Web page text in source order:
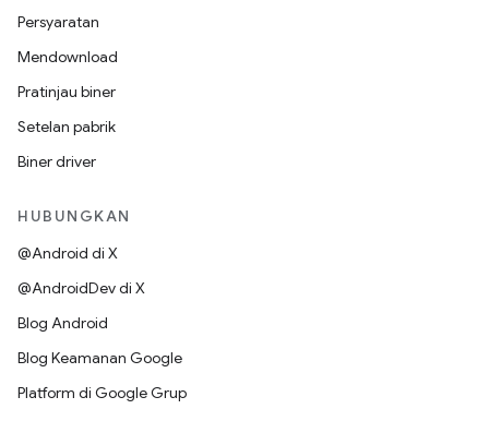
Persyaratan
Mendownload
Pratinjau biner
Setelan pabrik
Biner driver
HUBUNGKAN
@Android di X
@AndroidDev di X
Blog Android
Blog Keamanan Google
Platform di Google Grup